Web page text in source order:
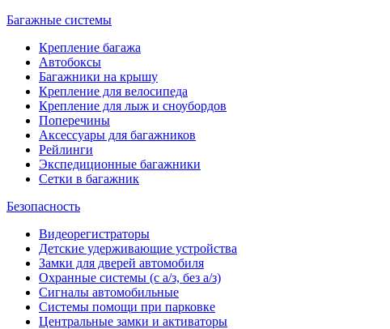
Багажные системы
Крепление багажа
Автобоксы
Багажники на крышу
Крепление для велосипеда
Крепление для лыж и сноубордов
Поперечины
Аксессуары для багажников
Рейлинги
Экспедиционные багажники
Сетки в багажник
Безопасность
Видеорегистраторы
Детские удерживающие устройства
Замки для дверей автомобиля
Охранные системы (с а/з, без а/з)
Сигналы автомобильные
Системы помощи при парковке
Центральные замки и активаторы